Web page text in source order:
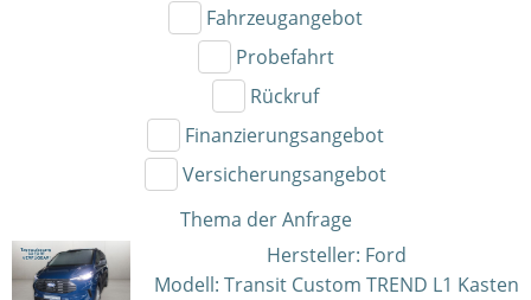
Fahrzeugangebot
Probefahrt
Rückruf
Finanzierungsangebot
Versicherungsangebot
Thema der Anfrage
Hersteller: Ford
Modell: Transit Custom TREND L1 Kasten